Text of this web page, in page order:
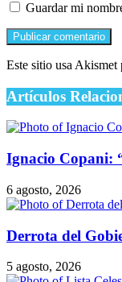
Guardar mi
Este sitio usa Akismet
Artículos
Ignacio Copani:
6 agosto, 2026
Derrota del
5 agosto, 2026